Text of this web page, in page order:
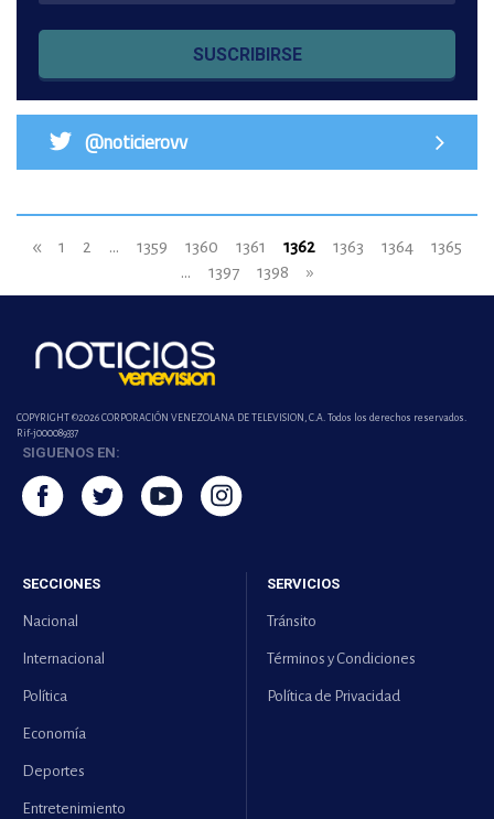
SUSCRIBIRSE
@noticierovv
« 1 2 ... 1359 1360 1361 1362 1363 1364
1365
...
1397 1398 »
COPYRIGHT ©2026 CORPORACIÓN VENEZOLANA DE TELEVISION, C.A. Todos los derechos reservados.
Rif-j000089337
SIGUENOS EN:
SECCIONES
Nacional
Internacional
Política
Economía
Deportes
Entretenimiento
SERVICIOS
Tránsito
Términos y Condiciones
Política de Privacidad